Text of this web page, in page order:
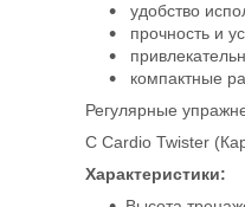
удобство
прочность и
компактные
Регулярные
С Cardio Twister
Характеристики: